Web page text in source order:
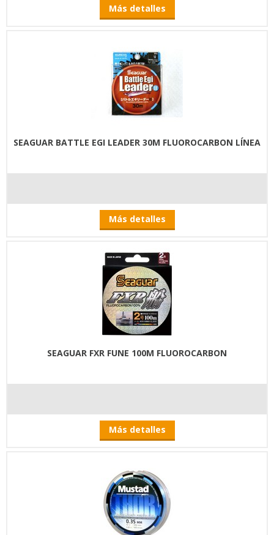
Más detalles
SEAGUAR BATTLE EGI LEADER 30M FLUOROCARBON LÍNEA
Más detalles
SEAGUAR FXR FUNE 100M FLUOROCARBON
Más detalles